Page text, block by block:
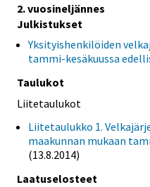
2. vuosineljännes
Julkistukset
Yksityishenkilöiden
tammi-kesäkuussa
Taulukot
Liitetaulukot
Liitetaulukko 1.
maakunnan mukaan
(13.8.2014)
Laatuselosteet